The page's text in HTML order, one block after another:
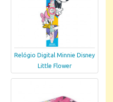
Relógio Digital Minnie Disney
Little Flower